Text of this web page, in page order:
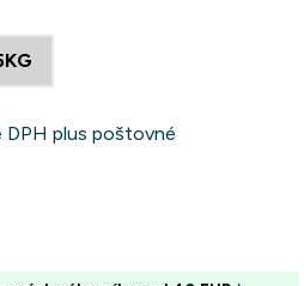
DPH plus poštovné